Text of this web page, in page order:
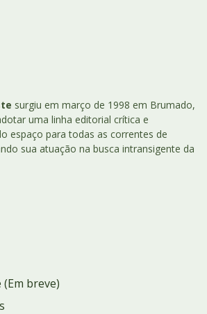
surgiu em março de 1998 em Brumado,
uma linha editorial crítica e
espaço para todas as correntes de
sua atuação na busca intransigente da
breve)